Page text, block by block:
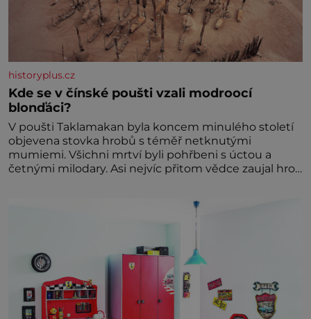
historyplus.cz
Kde se v čínské poušti vzali modroocí
blonďáci?
V poušti Taklamakan byla koncem minulého století
objevena stovka hrobů s téměř netknutými
mumiemi. Všichni mrtví byli pohřbeni s úctou a
četnými milodary. Asi nejvíc přitom vědce zaujal hrob
dávných lidí nesmírně dobře zachovalá, přičítají
odborníci zdejším klimatickým podmínkám. Sucho,